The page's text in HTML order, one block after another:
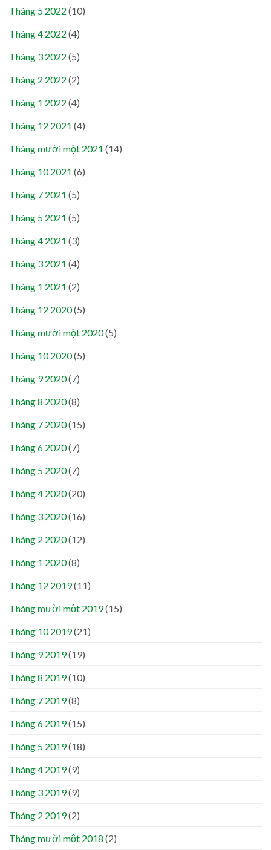
Tháng 5 2022 (10)
Tháng 4 2022 (4)
Tháng 3 2022 (5)
Tháng 2 2022 (2)
Tháng 1 2022 (4)
Tháng 12 2021 (4)
Tháng mười một 2021 (14)
Tháng 10 2021 (6)
Tháng 7 2021 (5)
Tháng 5 2021 (5)
Tháng 4 2021 (3)
Tháng 3 2021 (4)
Tháng 1 2021 (2)
Tháng 12 2020(5)
Tháng mười một 2020(5)
Tháng 10 2020(5)
Tháng 9 2020(7)
Tháng 8 2020(8)
Tháng 7 2020(15)
Tháng 6 2020(7)
Tháng 5 2020(7)
Tháng 4 2020(20)
Tháng 3 2020(16)
Tháng 2 2020(12)
Tháng 1 2020(8)
Tháng 12 2019(11)
Tháng mười một 2019(15)
Tháng 10 2019(21)
Tháng 9 2019(19)
Tháng 8 2019(10)
Tháng 7 2019(8)
Tháng 6 2019(15)
Tháng 5 2019(18)
Tháng 4 2019(9)
Tháng 3 2019(9)
Tháng 2 2019(2)
Tháng mười một 2018 (2)